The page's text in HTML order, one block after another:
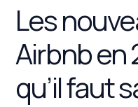
Les
Airbnb en
qu’il faut